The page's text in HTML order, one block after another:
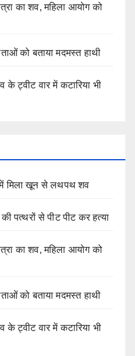
का शव, महिला आयोग को
को बताया मदमस्त हाथी
ट्वीट वार में कटारिया भी
मिला खून से लथपथ शव
पत्थरों से पीट पीट कर हत्या
का शव, महिला आयोग को
को बताया मदमस्त हाथी
ट्वीट वार में कटारिया भी